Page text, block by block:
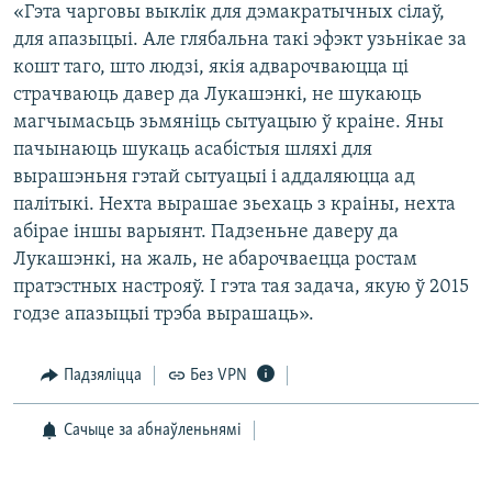
«Гэта чарговы выклік для дэмакратычных сілаў,
для апазыцыі. Але глябальна такі эфэкт узьнікае за
кошт таго, што людзі, якія адварочваюцца ці
страчваюць давер да Лукашэнкі, не шукаюць
магчымасьць зьмяніць сытуацыю ў краіне. Яны
пачынаюць шукаць асабістыя шляхі для
вырашэньня гэтай сытуацыі і аддаляюцца ад
палітыкі. Нехта вырашае зьехаць з краіны, нехта
абірае іншы варыянт. Падзеньне даверу да
Лукашэнкі, на жаль, не абарочваецца ростам
пратэстных настрояў. І гэта тая задача, якую ў 2015
годзе апазыцыі трэба вырашаць».
Падзяліцца Без VPN
Сачыце за абнаўленьнямі